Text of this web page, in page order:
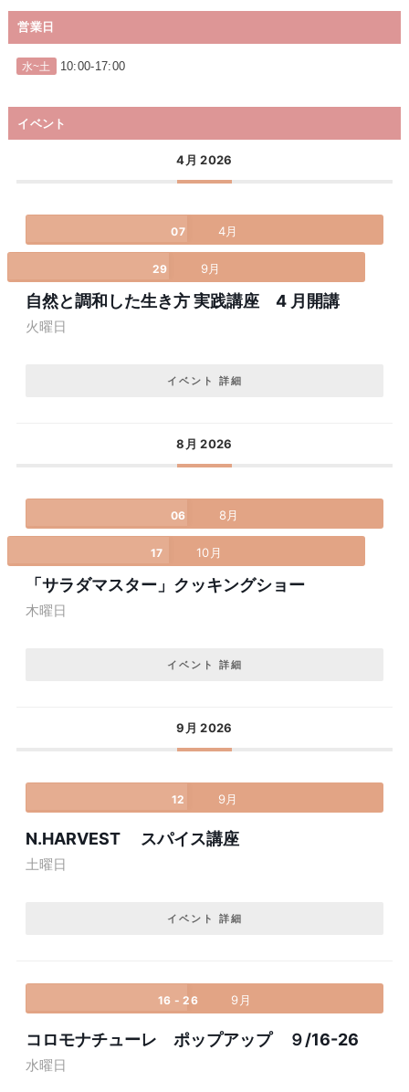
営業日
水~土 10:00-17:00
イベント
4月 2026
07 4月
29 9月
自然と調和した生き方 実践講座 4 月開講
火曜日
イベント 詳細
8月 2026
06 8月
17 10月
「サラダマスター」クッキングショー
木曜日
イベント 詳細
9月 2026
12 9月
N.HARVEST スパイス講座
土曜日
イベント 詳細
16 - 26 9月
コロモナチューレ ポップアップ ９/16-26
水曜日